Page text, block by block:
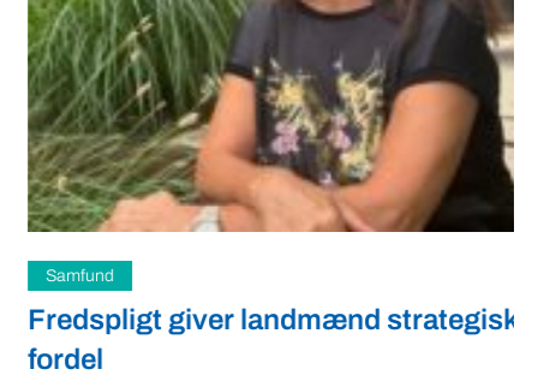
Samfund
Fredspligt giver landmænd strategisk
fordel